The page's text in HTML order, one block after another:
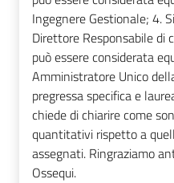
Ingegnere Gestionale; 4.
Direttore Responsabile di
può essere considerata
Amministratore Unico
pregressa specifica e
chiede di chiarire come
quantitativi rispetto a
assegnati. Ringraziamo
Ossequi.